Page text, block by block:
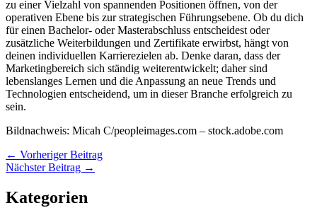
zu einer Vielzahl von spannenden Positionen öffnen, von der
operativen Ebene bis zur strategischen Führungsebene. Ob du dich
für einen Bachelor- oder Masterabschluss entscheidest oder
zusätzliche Weiterbildungen und Zertifikate erwirbst, hängt von
deinen individuellen Karrierezielen ab. Denke daran, dass der
Marketingbereich sich ständig weiterentwickelt; daher sind
lebenslanges Lernen und die Anpassung an neue Trends und
Technologien entscheidend, um in dieser Branche erfolgreich zu
sein.
Bildnachweis: Micah C/peopleimages.com – stock.adobe.com
← Vorheriger Beitrag
Nächster Beitrag →
Kategorien